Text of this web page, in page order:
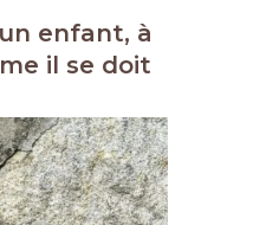
enfant, à
il se doit